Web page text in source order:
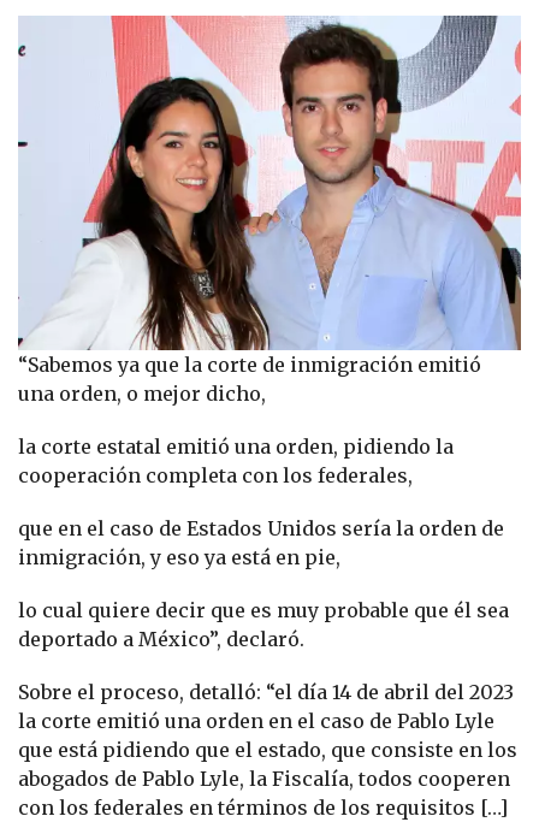
“Sabemos ya que la corte de inmigración emitió
una orden, o mejor dicho,
la corte estatal emitió una orden, pidiendo la
cooperación completa con los federales,
que en el caso de Estados Unidos sería la orden de
inmigración, y eso ya está en pie,
lo cual quiere decir que es muy probable que él sea
deportado a México”, declaró.
Sobre el proceso, detalló: “el día 14 de abril del 2023
la corte emitió una orden en el caso de Pablo Lyle
que está pidiendo que el estado, que consiste en los
abogados de Pablo Lyle, la Fiscalía, todos cooperen
con los federales en términos de los requisitos […]